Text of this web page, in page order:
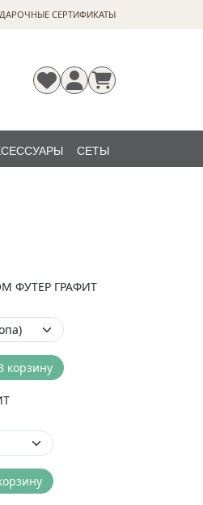
СЕРТИФИКАТЫ
СЕТЫ
ФУТЕР ГРАФИТ
корзину